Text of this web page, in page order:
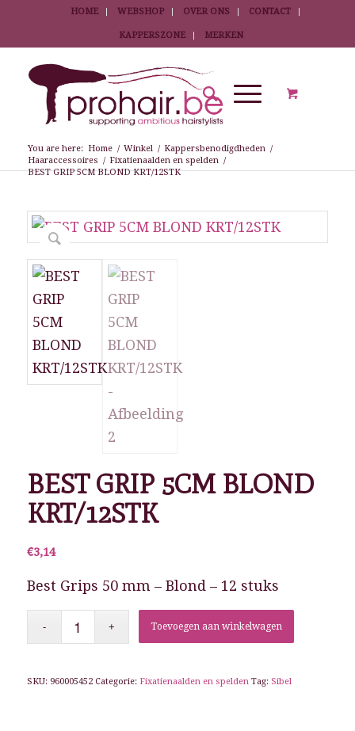
HOME WEBSHOP OVER ONS CONTACT
KAPPERSZONE MERKEN
You are here: Home / Winkel / Kappersbenodigdheden /
Haaraccessoires / Fixatienaalden en spelden /
BEST GRIP 5CM BLOND KRT/12STK
BEST GRIP 5CM BLOND
KRT/12STK
€3,14
Best Grips 50 mm – Blond – 12 stuks
Toevoegen aan winkelwagen
SKU: 960005452 Categorie: Fixatienaalden en spelden Tag: Sibel